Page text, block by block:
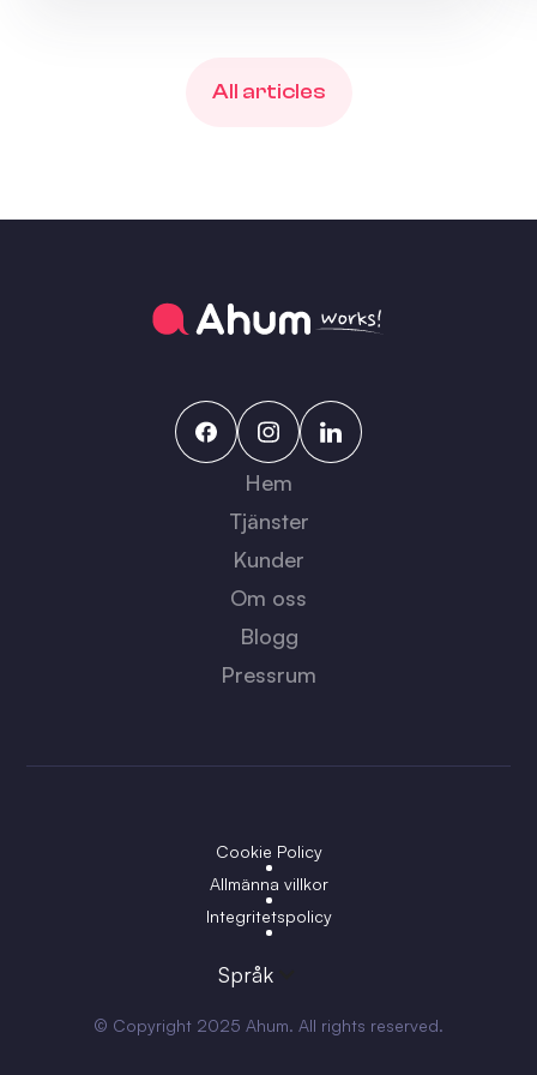
All articles
Hem
Tjänster
Kunder
Om oss
Blogg
Pressrum
Cookie Policy
Allmänna villkor
Integritetspolicy
Språk
© Copyright 2025 Ahum. All rights reserved.